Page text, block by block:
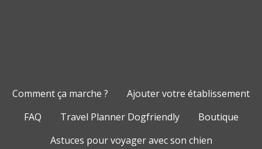
Comment ça marche ?
Ajouter votre établissement
FAQ
Travel Planner Dogfriendly
Boutique
Astuces pour voyager avec son chien